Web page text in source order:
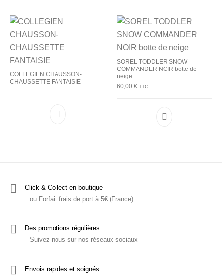
COLLEGIEN CHAUSSON-
CHAUSSETTE FANTAISIE
SOREL TODDLER SNOW
COMMANDER NOIR botte de
neige
60,00 € TTC
Ce produit a
Click & Collect en boutique
ou Forfait frais de port à 5€ (France)
Des promotions régulières
Suivez-nous sur nos réseaux sociaux
Envois rapides et soignés